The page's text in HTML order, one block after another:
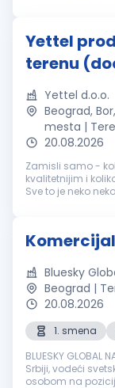
Yettel
terenu
Yettel d.o.o.
Beograd,
mesta |
20.08.2026
Zamisli samo -
kvalitetnijim i
Sve to je neko
Bluesky
Beograd |
20.08.2026
1. smena
BLUESKY
Srbiji, vodeći
osobom na poziciji